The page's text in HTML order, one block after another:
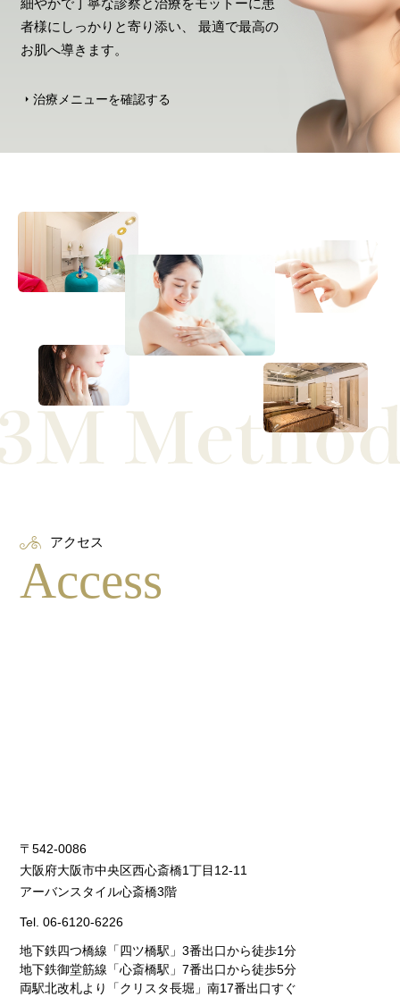
細やかで丁寧な診察と治療をモットーに患
者様にしっかりと寄り添い、 最適で最高の
お肌へ導きます。
治療メニューを確認する
アクセス
Access
〒542-0086
大阪府大阪市中央区西心斎橋1丁目12-11
アーバンスタイル心斎橋3階
Tel.06-6120-6226
地下鉄四つ橋線「四ツ橋駅」3番出口から徒歩1分
地下鉄御堂筋線「心斎橋駅」7番出口から徒歩5分
両駅北改札より「クリスタ長堀」南17番出口すぐ